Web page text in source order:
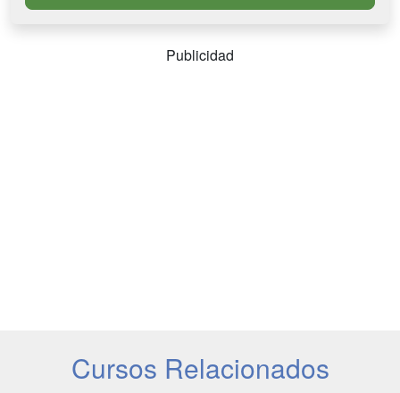
Publicidad
Cursos Relacionados